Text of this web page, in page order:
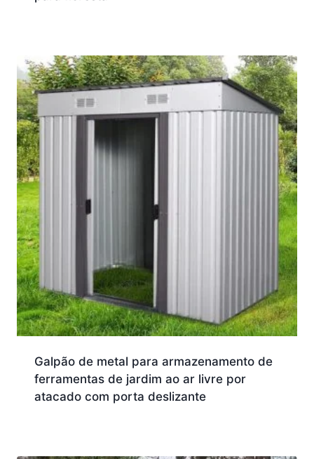
Galpão de metal para armazenamento de
ferramentas de jardim ao ar livre por
atacado com porta deslizante